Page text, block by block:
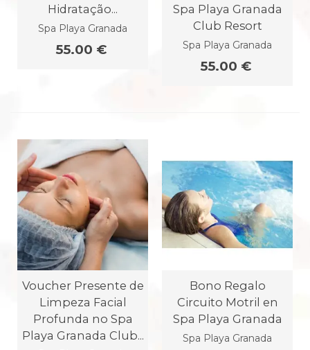
Hidratação...
Spa Playa Granada
55.00 €
Spa Playa Granada
Club Resort
Spa Playa Granada
55.00 €
Voucher Presente de
Limpeza Facial
Profunda no Spa
Playa Granada Club...
Bono Regalo
Circuito Motril en
Spa Playa Granada
Spa Playa Granada